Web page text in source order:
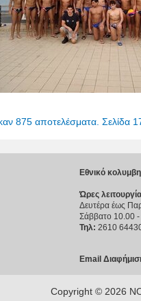
875 αποτελέσματα. Σελίδα
Εθνικό
Ώρες
Δευτέρα έως
Σάββατο 10.00
Τηλ: 2610
Email
Copyright © 2026